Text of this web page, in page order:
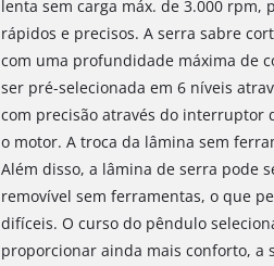
lenta sem carga máx. de 3.000
rápidos e precisos. A serra sabre
com uma profundidade máxima de
ser pré-selecionada em 6 níveis
com precisão através do interruptor
o motor. A troca da lâmina sem
Além disso, a lâmina de serra pode
removível sem ferramentas, o que
difíceis. O curso do pêndulo
proporcionar ainda mais conforto, a